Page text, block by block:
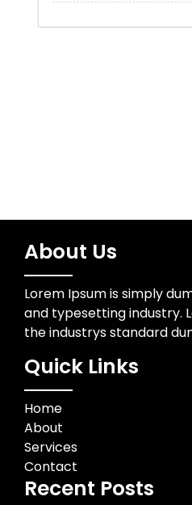
Uncategorized
About Us
Lorem Ipsum is simply
and typesetting industry.
the industrys standard
Quick Links
Home
About
Services
Contact
Recent Posts